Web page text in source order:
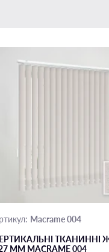
Macrame 004
ТКАНИННІ
ММ MACRAME 004